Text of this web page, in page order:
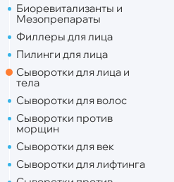
Биоревитализанты и
Мезопрепараты
Филлеры для лица
Пилинги для лица
Сыворотки для лица и
тела
Сыворотки для волос
Сыворотки против
морщин
Сыворотки для век
Сыворотки для лифтинга